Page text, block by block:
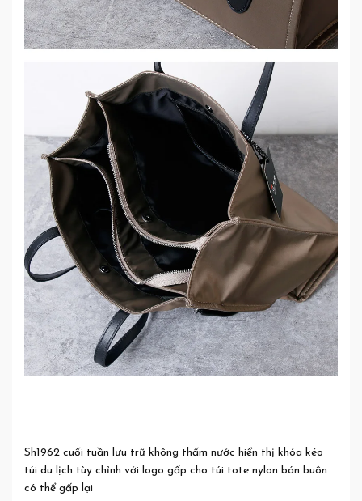
Sh1962 cuối tuần lưu trữ không thấm nước hiển thị khóa kéo
túi du lịch tùy chỉnh với logo gấp cho túi tote nylon bán buôn
có thể gấp lại